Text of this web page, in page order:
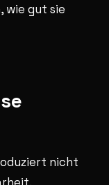
wie gut sie
nicht